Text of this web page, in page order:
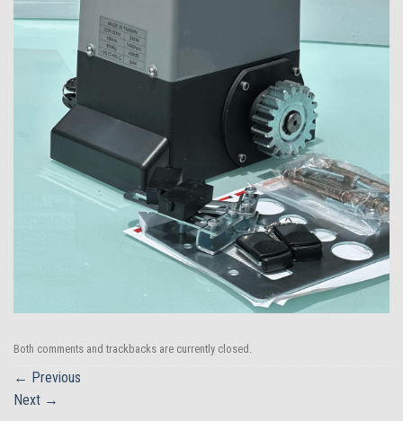
Both comments and trackbacks are currently closed.
← Previous
Next →